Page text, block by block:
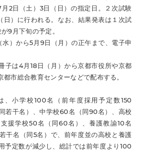
2日（土）3日（日）の指定日。２次試験
日）に行われる。なお、結果発表は１次試
9月下旬の予定。
）から5月9日（月）の正午まで、電子申
子は4月18日（月）から京都市役所や京都
市総合教育センターなどで配布する。
、小学校100名（前年度採用予定数150
若干名）、中学校60名（同90名）、高校
援学校50名（同60名）、養護教諭10名
干名（同5名）で、前年度並の高校と養護
予定数が減少し、総計では前年度より100